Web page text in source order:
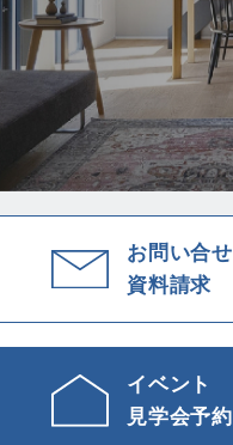
お問い合せ
資料請求
イベント
見学会予約